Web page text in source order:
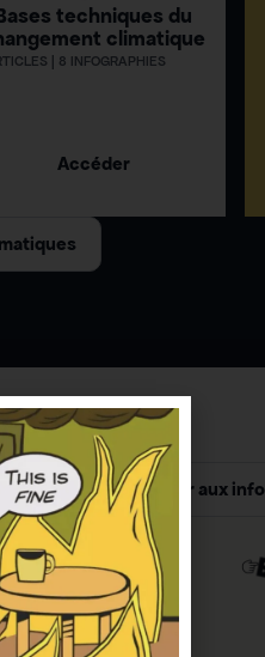
techniques du
climatique
| 8 INFOGRAPHIES
Accéder
Accéder aux